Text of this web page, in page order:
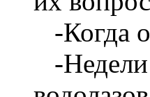
-Когда
-Недели